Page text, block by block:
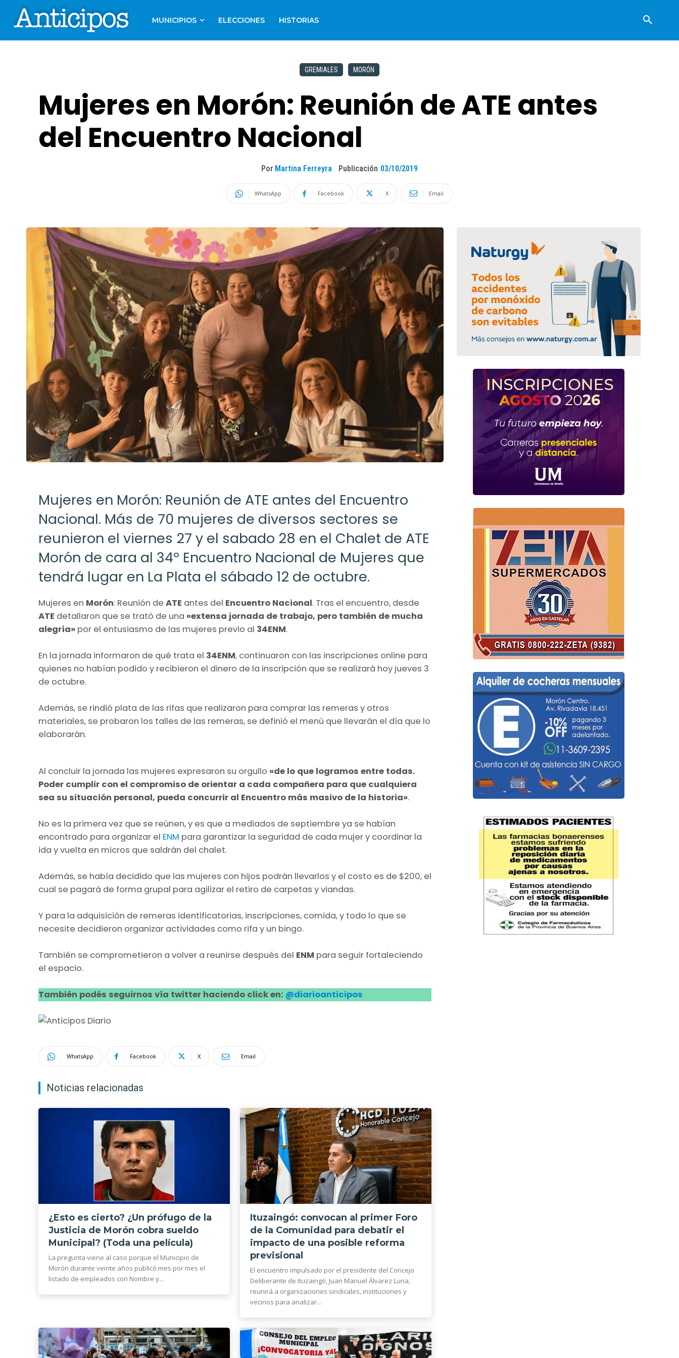
MUNICIPIOS ELECCIONES HISTORIAS
GREMIALES MORÓN
Mujeres en Morón: Reunión de ATE antes
del Encuentro Nacional
Por Martina Ferreyra Publicación 03/10/2019
WhatsApp Facebook X Email
Mujeres en Morón: Reunión de ATE antes del Encuentro
Nacional. Más de 70 mujeres de diversos sectores se
reunieron el viernes 27 y el sabado 28 en el Chalet de ATE
Morón de cara al 34º Encuentro Nacional de Mujeres que
tendrá lugar en La Plata el sábado 12 de octubre.
Mujeres en Morón: Reunión de ATE antes del Encuentro Nacional. Tras el encuentro, desde
ATE detallaron que se trató de una «extensa jornada de trabajo, pero también de mucha
alegría» por el entusiasmo de las mujeres previo al 34ENM.
En la jornada informaron de qué trata el 34ENM, continuaron con las inscripciones online para
quienes no habían podido y recibieron el dinero de la inscripción que se realizará hoy jueves 3
de octubre.
Además, se rindió plata de las rifas que realizaron para comprar las remeras y otros
materiales, se probaron los talles de las remeras, se definió el menú que llevarán el día que lo
elaborarán.
Al concluir la jornada las mujeres expresaron su orgullo «de lo que logramos entre todas.
Poder cumplir con el compromiso de orientar a cada compañera para que cualquiera
sea su situación personal, pueda concurrir al Encuentro más masivo de la historia».
No es la primera vez que se reúnen, y es que a mediados de septiembre ya se habían
encontrado para organizar el ENM para garantizar la seguridad de cada mujer y coordinar la
ida y vuelta en micros que saldrán del chalet.
Además, se había decidido que las mujeres con hijos podrán llevarlos y el costo es de $200, el
cual se pagará de forma grupal para agilizar el retiro de carpetas y viandas.
Y para la adquisición de remeras identificatorias, inscripciones, comida, y todo lo que se
necesite decidieron organizar actividades como rifa y un bingo.
También se comprometieron a volver a reunirse después del ENM para seguir fortaleciendo
el espacio.
También podés seguirnos vía twitter haciendo click en: @diarioanticipos
WhatsApp Facebook X Email
Noticias relacionadas
¿Esto es cierto? ¿Un prófugo de la
Justicia de Morón cobra sueldo
Municipal? (Toda una película)
La pregunta viene al caso porque el Municipio de
Morón durante veinte años publicó mes por mes el
listado de empleados con Nombre y...
Ituzaingó: convocan al primer Foro
de la Comunidad para debatir el
impacto de una posible reforma
previsional
El encuentro impulsado por el presidente del Concejo
Deliberante de Ituzaingó, Juan Manuel Álvarez Luna,
reunirá a organizaciones sindicales, instituciones y
vecinos para analizar...